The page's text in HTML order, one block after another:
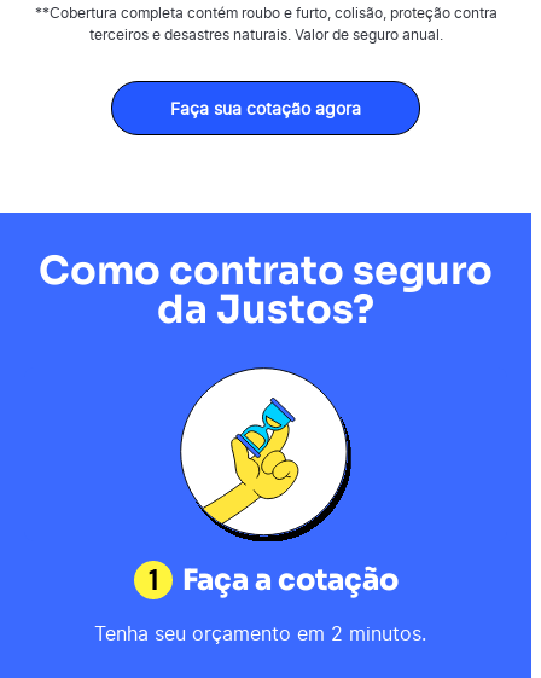
**Cobertura completa contém roubo e furto, colisão, proteção contra
terceiros e desastres naturais. Valor de seguro anual.
Faça sua cotação agora
Como contrato seguro
da Justos?
1 Faça a cotação
Tenha seu orçamento em 2 minutos.